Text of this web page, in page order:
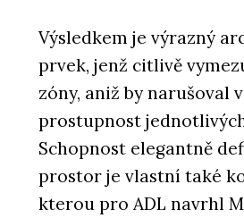
Výsledkem je výrazný
prvek, jenž citlivě
zóny, aniž by narušoval
prostupnost
Schopnost elegantně
prostor je vlastní také
kterou pro ADL navrhl